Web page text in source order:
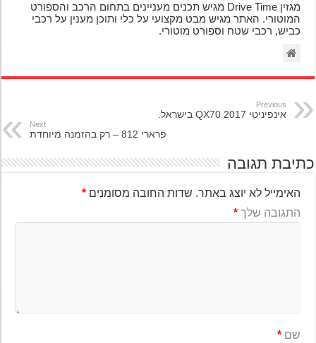
מגזין Drive Time מגיש תכנים מעניינים בתחום הרכב והספורט
המוטורי. האתר מגיש מבט מקצועי על כלי ותוכן מענין על רכבי
כביש, רכבי שטח וספורט מוטורי.
Previous
אינפיניטי QX70 2017 בישראל.
Next
פרארי 812 – רק בהזמנה מיוחדת
תגובה
האימייל לא יוצג באתר. שדות החובה מסומנים*
התגובה שלך*
שם*